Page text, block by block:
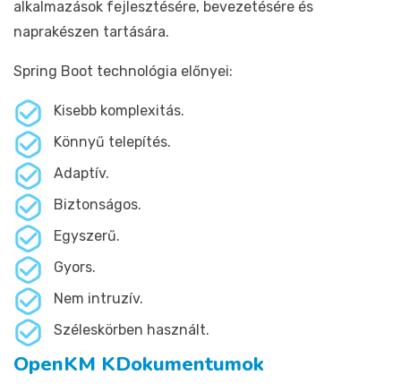
alkalmazások fejlesztésére, bevezetésére és
naprakészen tartására.
Spring Boot technológia előnyei:
Kisebb komplexitás.
Könnyű telepítés.
Adaptív.
Biztonságos.
Egyszerű.
Gyors.
Nem intruzív.
Széleskörben használt.
OpenKM KDokumentumok